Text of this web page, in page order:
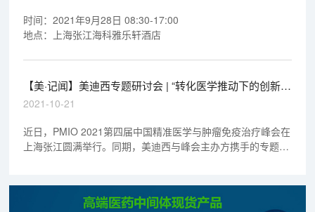
时间：2021年9月28日 08:30-17:00
地点：上海张江海科雅乐轩酒店
【美·记闻】美迪西专题研讨会 | “转化医学推动下的创新药
物临床前开发策略”成功召开
2021-10-21
近日，PMIO 2021第四届中国精准医学与肿瘤免疫治疗峰会在
上海张江圆满举行。同期，美迪西与峰会主办方携手的专题研